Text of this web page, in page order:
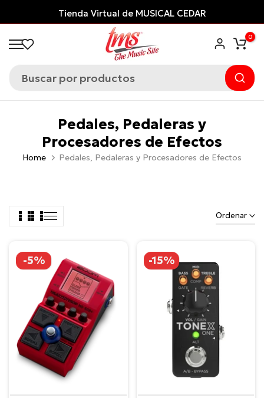
al
contenido
CEDAR ¡Financia con ADDI
0
Pedales, Pedaleras y
Procesadores de Efectos
Home Pedales, Pedaleras y Procesadores de Efectos
Ordenar
-5% -15%